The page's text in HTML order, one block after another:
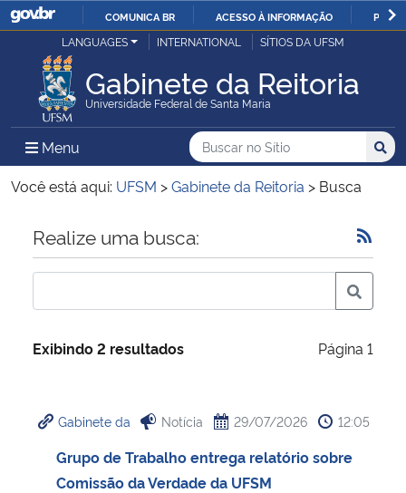
IR
O
COMUNICA BR ACESSO À INFORMAÇÃO
Ministério da Justiça e Segurança Pública
Ministério da Defesa
Ministério das Relações Exteriores
Ministério da Economia
Ministério da Infraestrutura
Ministério da Cidadania
Ministério da Saúde
LANGUAGES INTERNATIONAL SÍTIOS DA UFSM
Gabinete da Reitoria
Universidade Federal de Santa Maria
Menu Menu Principal do Sítio
Busca
Buscar no no Sítio
Busca:
Você está aqui: UFSM >Gabinete da Reitoria > Busca
Início do conteúdo
Realize uma busca:
Exibindo 2 resultados Página 1
Gabinete da Notícia 29/07/2026 12:05
Grupo de Trabalho entrega relatório sobre
Comissão da Verdade da UFSM